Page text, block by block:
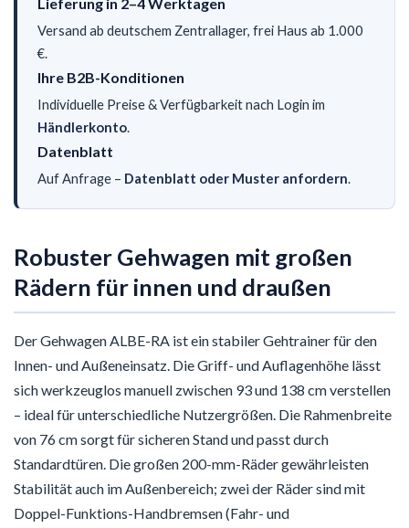
Versand ab deutschem Zentrallager, frei Haus ab 1.000
€.
Ihre B2B-Konditionen
Individuelle Preise & Verfügbarkeit nach Login im
Händlerkonto.
Datenblatt
Auf Anfrage – Datenblatt oder Muster anfordern.
Robuster Gehwagen mit großen
Rädern für innen und draußen
Der Gehwagen ALBE-RA ist ein stabiler Gehtrainer für den
Innen- und Außeneinsatz. Die Griff- und Auflagenhöhe lässt
sich werkzeuglos manuell zwischen 93 und 138 cm verstellen
– ideal für unterschiedliche Nutzergrößen. Die Rahmenbreite
von 76 cm sorgt für sicheren Stand und passt durch
Standardtüren. Die großen 200-mm-Räder gewährleisten
Stabilität auch im Außenbereich; zwei der Räder sind mit
Doppel-Funktions-Handbremsen (Fahr- und